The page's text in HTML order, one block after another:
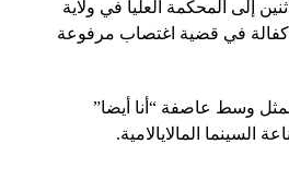
إلى المحكمة العليا في ولاية
كفالة في قضية اغتصاب مرفوعة
وسط عاصفة “أنا أيضا”
السينما المالايالامية.